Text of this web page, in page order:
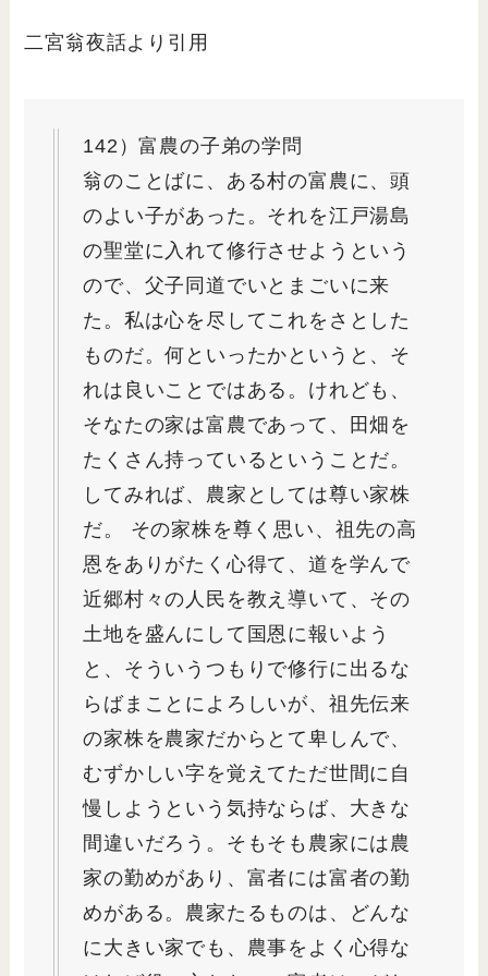
二宮翁夜話より引用
142）富農の子弟の学問
翁のことばに、ある村の富農に、頭
のよい子があった。それを江戸湯島
の聖堂に入れて修行させようという
ので、父子同道でいとまごいに来
た。私は心を尽してこれをさとした
ものだ。何といったかというと、そ
れは良いことではある。けれども、
そなたの家は富農であって、田畑を
たくさん持っているということだ。
してみれば、農家としては尊い家株
だ。 その家株を尊く思い、祖先の高
恩をありがたく心得て、道を学んで
近郷村々の人民を教え導いて、その
土地を盛んにして国恩に報いよう
と、そういうつもりで修行に出るな
らばまことによろしいが、祖先伝来
の家株を農家だからとて卑しんで、
むずかしい字を覚えてただ世間に自
慢しようという気持ならば、大きな
間違いだろう。そもそも農家には農
家の勤めがあり、富者には富者の勤
めがある。農家たるものは、どんな
に大きい家でも、農事をよく心得な